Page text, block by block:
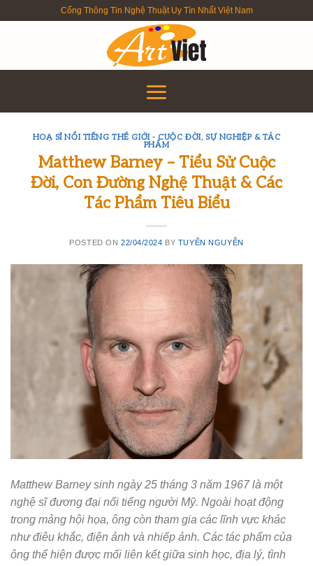
to
Cổng Thông Tin Nghệ Thuật Uy Tín Nhất Việt Nam
HOẠ SĨ NỔI TIẾNG THẾ GIỚI - CUỘC ĐỜI, SỰ NGHIỆP & TÁC
PHẨM
Matthew Barney – Tiểu Sử Cuộc
Đời, Con Đường Nghệ Thuật & Các
Tác Phẩm Tiêu Biểu
POSTED ON 22/04/2024 BY TUYỂN NGUYỄN
Matthew Barney sinh ngày 25 tháng 3 năm 1967 là một
nghệ sĩ đương đại nổi tiếng người Mỹ. Ngoài hoạt động
trong mảng hội họa, ông còn tham gia các lĩnh vực khác
như điêu khắc, điện ảnh và nhiếp ảnh. Các tác phẩm của
ông thể hiện được mối liên kết giữa sinh học, địa lý, tình